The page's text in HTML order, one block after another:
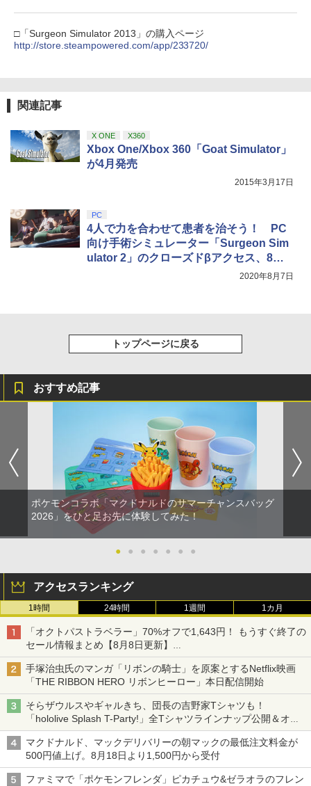
□「Surgeon Simulator 2013」の購入ページ
http://store.steampowered.com/app/233720/
関連記事
X ONE X360
Xbox One/Xbox 360「Goat Simulator」
が4月発売
2015年3月17日
PC
4人で力を合わせて患者を治そう！ PC
向け手術シミュレーター「Surgeon Sim
ulator 2」のクローズドβアクセス、8月7
2020年8月7日
トップページに戻る
おすすめ記事
ポケモンコラボ「マクドナルドのサマーチャンスバッグ
2026」をひと足お先に体験してみた！
● ● ● ● ● ● ●
アクセスランキング
1時間 24時間 1週間 1カ月
「オクトパストラベラー」70%オフで1,643円！ もうすぐ終了の
セール情報まとめ【8月8日更新】
ニンテンドーeショップでは「大神 絶景版」が67%オフで990円
手塚治虫氏のマンガ「リボンの騎士」を原案とするNetflix映画
「THE RIBBON HERO リボンヒーロー」本日配信開始
そらザウルスやギャルきち、団長の吉野家Tシャツも！
「hololive Splash T-Party!」全Tシャツラインナップ公開＆オン
ライン販売開始
マクドナルド、マックデリバリーの朝マックの最低注文料金が
500円値上げ。8月18日より1,500円から受付
ファミマで「ポケモンフレンダ」ピカチュウ&ゼラオラのフレン